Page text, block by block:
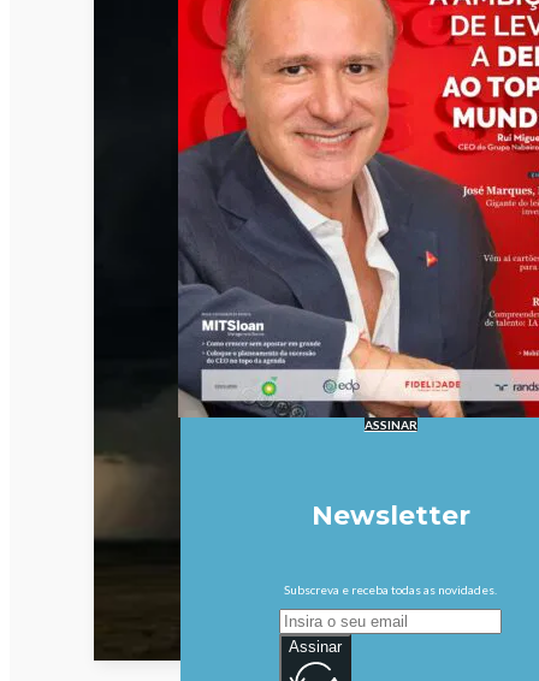
ASSINAR
Newsletter
Subscreva e receba todas as novidades.
Assinar